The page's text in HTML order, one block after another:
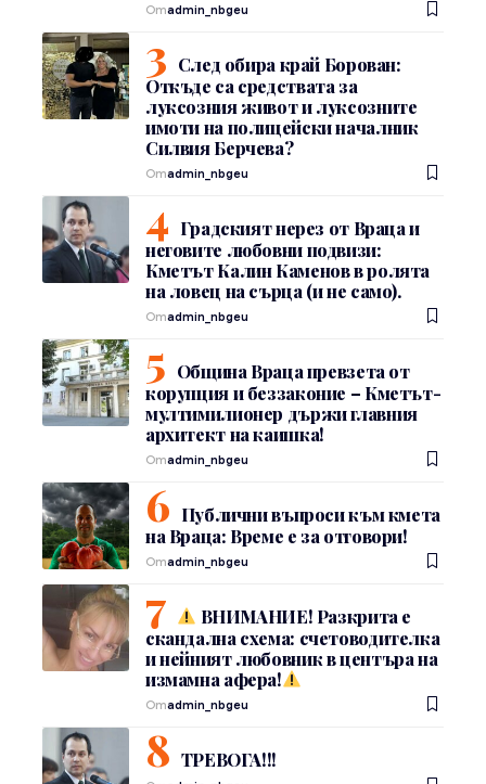
Отadmin_nbgeu
След обира край Борован:
Откъде са средствата за
луксозния живот и луксозните
имоти на полицейски началник
Силвия Берчева?
Отadmin_nbgeu
Градският нерез от Враца и
неговите любовни подвизи:
Кметът Калин Каменов в ролята
на ловец на сърца (и не само).
Отadmin_nbgeu
Община Враца превзета от
корупция и беззаконие – Кметът-
мултимилионер държи главния
архитект на каишка!
Отadmin_nbgeu
Публични въпроси към кмета
на Враца: Време е за отговори!
Отadmin_nbgeu
ВНИМАНИЕ! Разкрита е
скандална схема: счетоводителка
и нейният любовник в центъра на
измамна афера!
Отadmin_nbgeu
ТРЕВОГА!!!